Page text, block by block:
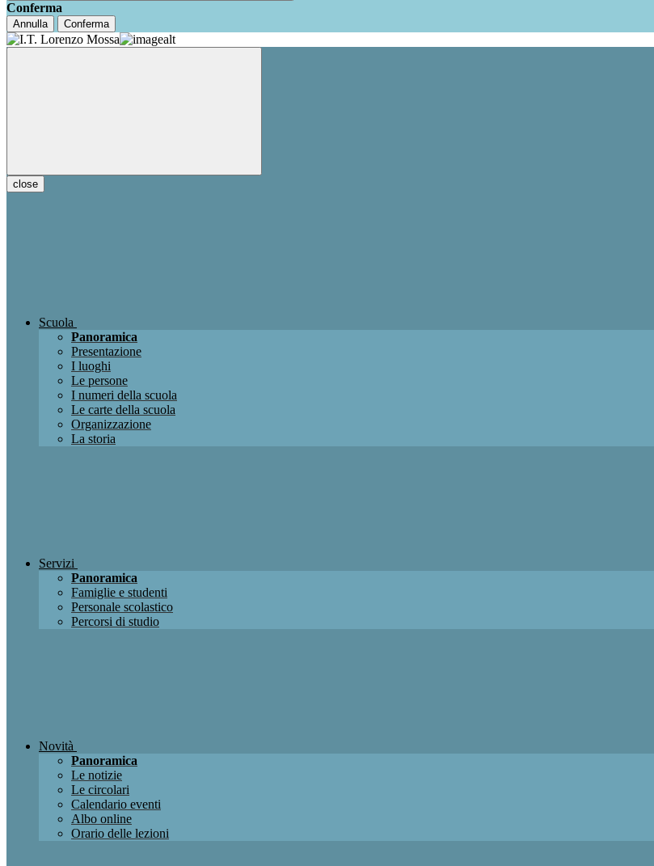
Conferma
Annulla Conferma
close
Scuola
Panoramica
Presentazione
I luoghi
Le persone
I numeri della scuola
Le carte della scuola
Organizzazione
La storia
Servizi
Panoramica
Famiglie e studenti
Personale scolastico
Percorsi di studio
Novità
Panoramica
Le notizie
Le circolari
Calendario eventi
Albo online
Orario delle lezioni